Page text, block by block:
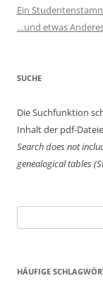
Ein
…und etwas
SUCHE
Die Suchfunktion
Inhalt der pdf-
Search does not
genealogical tables
nach:
HÄUFIGE